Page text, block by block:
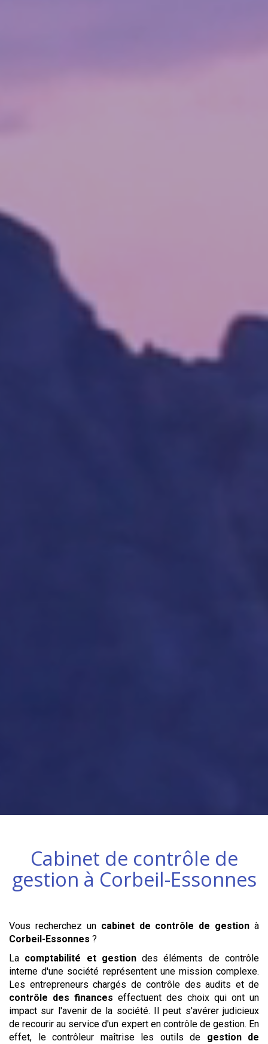
Cabinet de contrôle de
gestion à Corbeil-Essonnes
Vous recherchez un cabinet de contrôle de gestion à
Corbeil-Essonnes ?
La comptabilité et gestiondes éléments de contrôle
interne d'une société représentent une mission complexe.
Les entrepreneurs chargés de contrôle des audits et de
contrôle des finances effectuent des choix qui ont un
impact sur l'avenir de la société. Il peut s'avérer judicieux
de recourir au service d'un expert en contrôle de gestion. En
effet, le contrôleur maîtrise les outils de gestion de